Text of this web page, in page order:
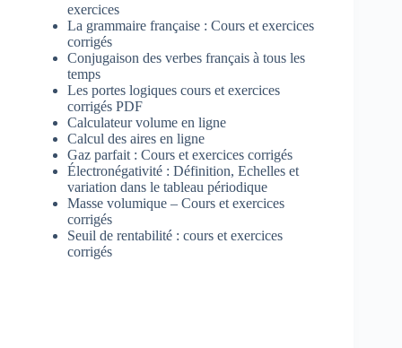
exercices
La grammaire française : Cours et exercices
corrigés
Conjugaison des verbes français à tous les
temps
Les portes logiques cours et exercices
corrigés PDF
Calculateur volume en ligne
Calcul des aires en ligne
Gaz parfait : Cours et exercices corrigés
Électronégativité : Définition, Echelles et
variation dans le tableau périodique
Masse volumique – Cours et exercices
corrigés
Seuil de rentabilité : cours et exercices
corrigés